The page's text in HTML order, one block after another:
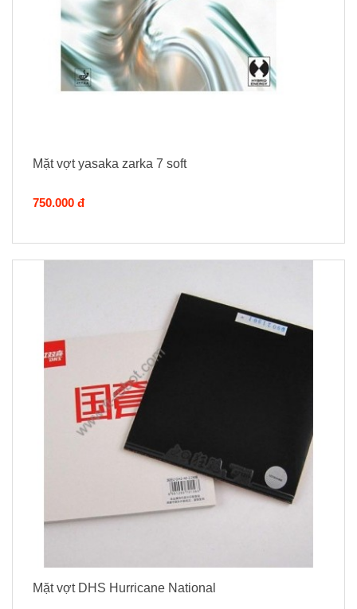
Mặt vợt yasaka zarka 7 soft
750.000 đ
Mặt vợt DHS Hurricane National